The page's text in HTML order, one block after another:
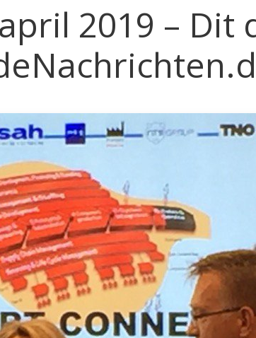
2019 – Dit